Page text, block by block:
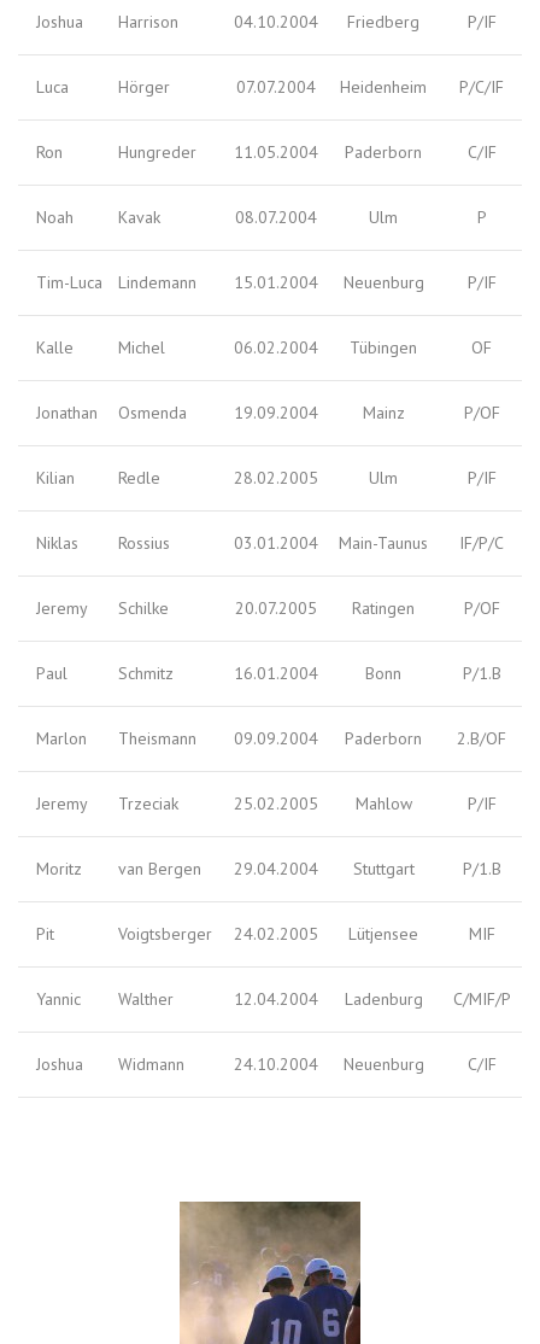
Joshua Harrison 04.10.2004 Friedberg P/IF
Luca Hörger 07.07.2004 Heidenheim P/C/IF
Ron Hungreder 11.05.2004 Paderborn C/IF
Noah Kavak 08.07.2004 Ulm P
Tim-Luca Lindemann 15.01.2004 Neuenburg P/IF
Kalle Michel 06.02.2004 Tübingen OF
Jonathan Osmenda 19.09.2004 Mainz P/OF
Kilian Redle 28.02.2005 Ulm P/IF
Niklas Rossius 03.01.2004 Main-Taunus IF/P/C
Jeremy Schilke 20.07.2005 Ratingen P/OF
Paul Schmitz 16.01.2004 Bonn P/1.B
Marlon Theismann 09.09.2004 Paderborn 2.B/OF
Jeremy Trzeciak 25.02.2005 Mahlow P/IF
Moritz van Bergen 29.04.2004 Stuttgart P/1.B
Pit Voigtsberger 24.02.2005 Lütjensee MIF
Yannic Walther 12.04.2004 Ladenburg C/MIF/P
Joshua Widmann 24.10.2004 Neuenburg C/IF